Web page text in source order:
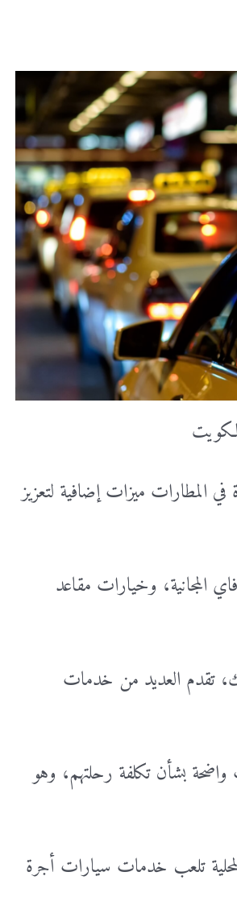
المطارات ميزات إضافية لتعزيز
المجانية، وخيارات مقاعد
تقدم العديد من خدمات
بشأن تكلفة رحلتهم، وهو
تلعب خدمات سيارات أجرة